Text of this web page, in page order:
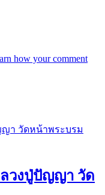
how your comment
วงปู่ปัญญา วัด